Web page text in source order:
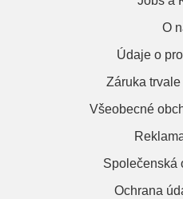
O
Údaje o
Záruka
Všeobecné
Společenská
Ochrana